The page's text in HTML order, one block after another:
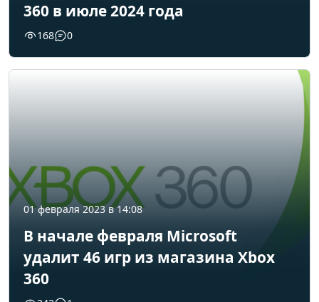
360 в июле 2024 года
168 0
01 февраля 2023 в 14:08
В начале февраля Microsoft
удалит 46 игр из магазина Xbox
360